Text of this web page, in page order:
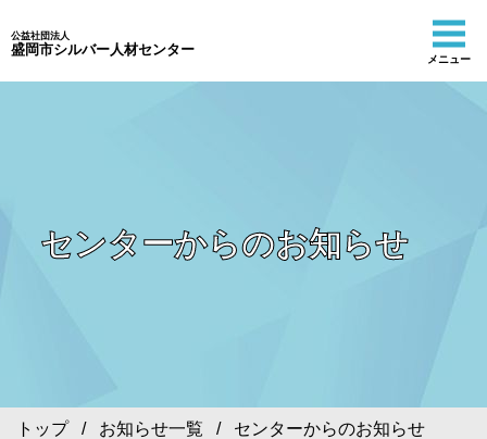
公益社団法人
盛岡市シルバー人材センター
メニュー
センターからのお知らせ
トップ/ お知らせ一覧 / センターからのお知らせ